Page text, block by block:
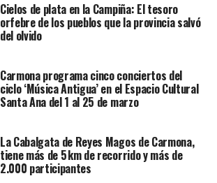
Cielos de plata en la Campiña: El tesoro
orfebre de los pueblos que la provincia salvó
del olvido
Carmona programa cinco conciertos del
ciclo ‘Música Antigua’ en el Espacio Cultural
Santa Ana del 1 al 25 de marzo
La Cabalgata de Reyes Magos de Carmona,
tiene más de 5 km de recorrido y más de
2.000 participantes